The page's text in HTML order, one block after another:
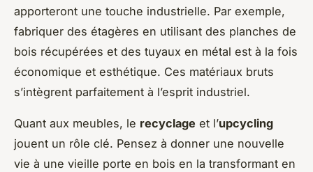
apporteront une touche industrielle. Par exemple,
fabriquer des étagères en utilisant des planches de
bois récupérées et des tuyaux en métal est à la fois
économique et esthétique. Ces matériaux bruts
s’intègrent parfaitement à l’esprit industriel.
Quant aux meubles, le recyclage et l’upcycling
jouent un rôle clé. Pensez à donner une nouvelle
vie à une vieille porte en bois en la transformant en